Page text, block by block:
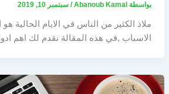
بواسطة Abanoub Kamal
/ سبتمبر 10, 2019
ملاذ الكثير من الناس في الايام الحالية
الاسباب ,في هذه المقالة نقدم لك اهم